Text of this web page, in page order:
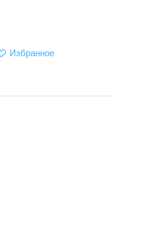
Избранное